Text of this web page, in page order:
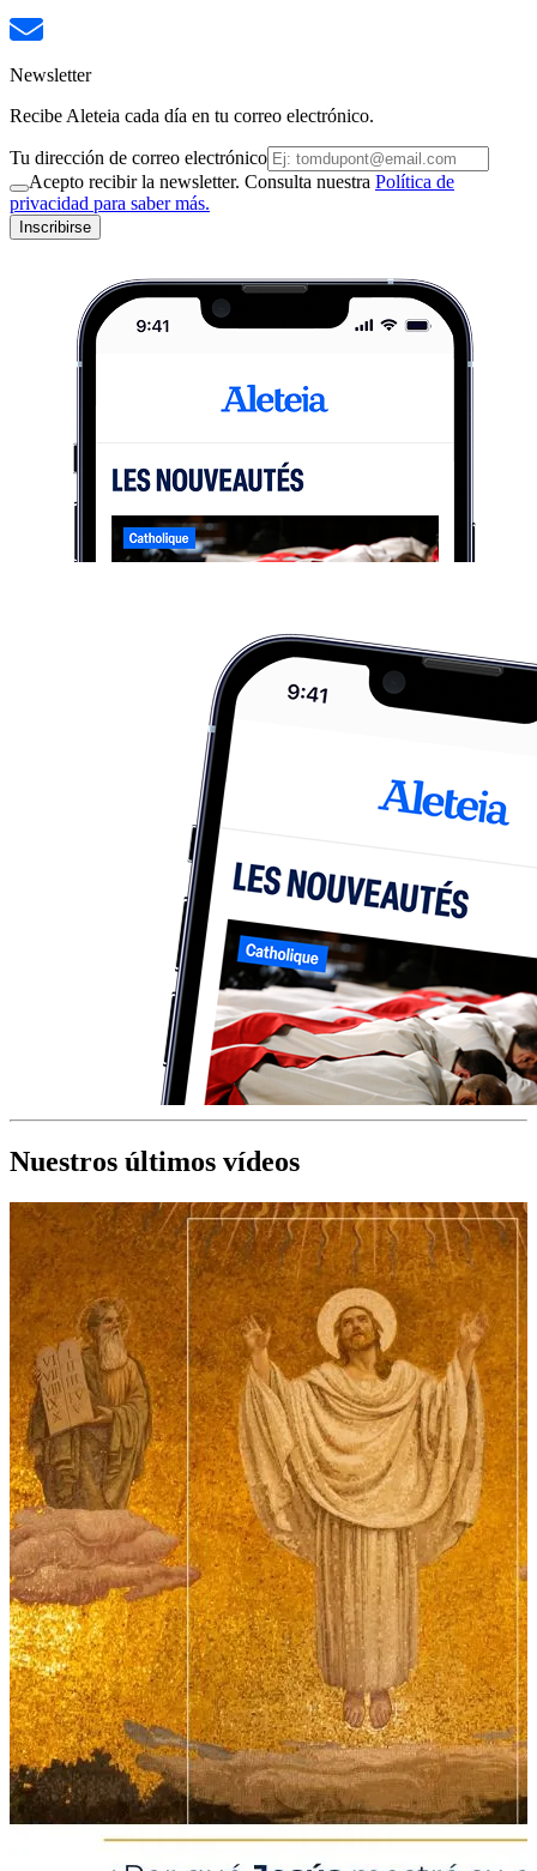
Newsletter
Recibe Aleteia cada día en tu correo electrónico.
Tu dirección de correo electrónico
Acepto recibir la newsletter. Consulta nuestra Política de
privacidad para saber más.
Inscribirse
Nuestros últimos vídeos